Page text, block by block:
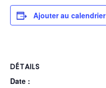
Ajouter au calendrier
DÉTAILS
Date :